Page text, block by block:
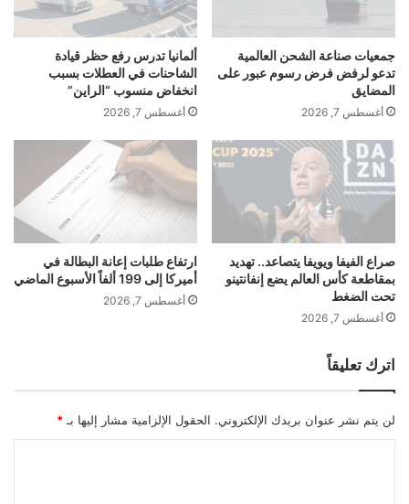
م
ن
ص
ت
ا
ل
ت
ص
ل
ا
ل
ت
م
ع
ا
ر
ا
ف
ا
ئ
ب
ي
د
"
ا
ف
ي
د
ر
جمعيات صناعة الشحن العالمية
تدعو لرفض فرض رسوم عبور على
المضايق
أغسطس 7, 2026
ألمانيا تدرس رفع حظر قيادة
الشاحنات في العطلات بسبب
انخفاض منسوب “الراين”
أغسطس 7, 2026
صراع الفيفا ويويفا يتصاعد.. تهديد
بمقاطعة كأس العالم يضع إنفانتينو
تحت الضغط
أغسطس 7, 2026
ارتفاع طلبات إعانة البطالة في
أميركا إلى 199 ألفاً الأسبوع الماضي
أغسطس 7, 2026
اترك تعليقاً
لن يتم نشر عنوان بريدك الإلكتروني. الحقول الإلزامية مشار إليها بـ *